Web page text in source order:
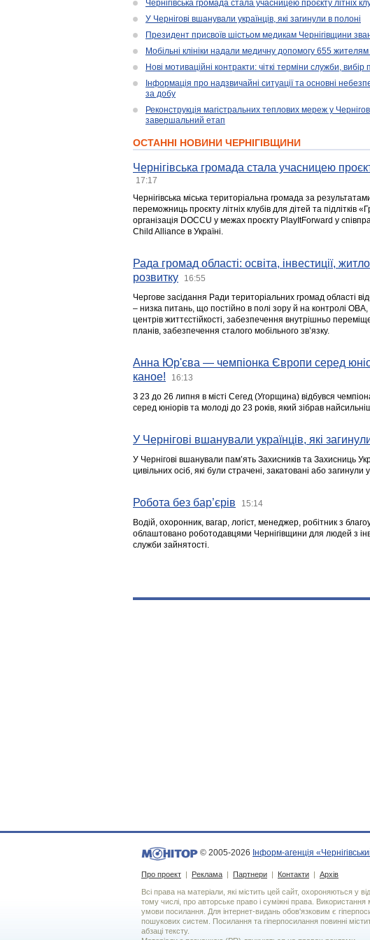
Чернігівська громада стала учасницею проєкту літніх
У Чернігові вшанували українців, які загинули в полоні
Президент присвоїв шістьом медикам Чернігівщини
Мобільні клініки надали медичну допомогу 655 жителям
Нові мотиваційні контракти: чіткі терміни служби,
Інформація про надзвичайні ситуації та основні
за добу
Реконструкція магістральних теплових мереж у
завершальний етап
ОСТАННІ НОВИНИ ЧЕРНІГІВЩИНИ
Чернігівська громада стала учасницею
17:17
Чернігівська міська територіальна громада за
переможниць проєкту літніх клубів для дітей та підлітків
організація DOCCU у межах проєкту PlayItForward у
Child Alliance в Україні.
Рада громад області: освіта, інвестиції,
розвитку
16:55
Чергове засідання Ради територіальних громад області
– низка питань, що постійно в полі зору й на контролі
центрів життєстійкості, забезпечення внутрішньо
планів, забезпечення сталого мобільного зв’язку.
Анна Юр'єва — чемпіонка Європи серед
каное!
16:13
З 23 до 26 липня в місті Сегед (Угорщина) відбувся
серед юніорів та молоді до 23 років, який зібрав
У Чернігові вшанували українців, які
У Чернігові вшанували пам’ять Захисників та Захисниць
цивільних осіб, які були страчені, закатовані або загинули
Робота без бар’єрів 15:14
Водій, охоронник, вагар, логіст, менеджер, робітник з
облаштовано роботодавцями Чернігівщини для людей з
служби зайнятості.
© 2005-2026 Інформ-агенція
Про проект | Реклама | Партнери | Контакти | Архів
Всі права на матеріали, які містить цей сайт, охороняються у
тому числі, про авторське право і суміжні права.
умови посилання. Для iнтернет-видань обов'язковим є
пошукових систем. Посилання та гіперпосилання повинні
абзаці тексту.